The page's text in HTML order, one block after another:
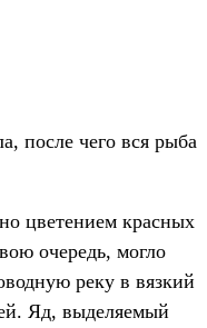
после чего вся рыба
цветением красных
очередь, могло
реку в вязкий
Яд, выделяемый